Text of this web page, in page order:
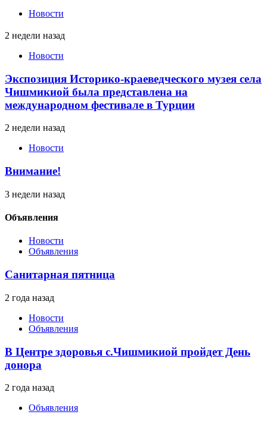
Новости
2 недели назад
Новости
Экспозиция Историко-краеведческого музея села
Чишмикиой была представлена на
международном фестивале в Турции
2 недели назад
Новости
Внимание!
3 недели назад
Объявления
Новости
Объявления
Санитарная пятница
2 года назад
Новости
Объявления
В Центре здоровья с.Чишмикиой пройдет День
донора
2 года назад
Объявления